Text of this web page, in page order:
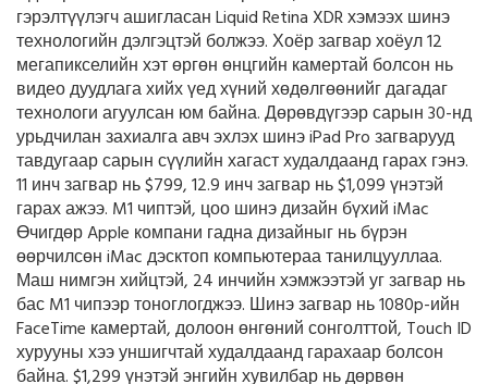
гэрэлтүүлэгч ашигласан Liquid Retina XDR хэмээх шинэ
технологийн дэлгэцтэй болжээ. Хоёр загвар хоёул 12
мегапикселийн хэт өргөн өнцгийн камертай болсон нь
видео дуудлага хийх үед хүний хөдөлгөөнийг дагадаг
технологи агуулсан юм байна. Дөрөвдүгээр сарын 30-нд
урьдчилан захиалга авч эхлэх шинэ iPad Pro загварууд
тавдугаар сарын сүүлийн хагаст худалдаанд гарах гэнэ.
11 инч загвар нь $799, 12.9 инч загвар нь $1,099 үнэтэй
гарах ажээ. M1 чиптэй, цоо шинэ дизайн бүхий iMac
Өчигдөр Apple компани гадна дизайныг нь бүрэн
өөрчилсөн iMac дэсктоп компьютераа танилцууллаа.
Маш нимгэн хийцтэй, 24 инчийн хэмжээтэй уг загвар нь
бас M1 чипээр тоноглогджээ. Шинэ загвар нь 1080p-ийн
FaceTime камертай, долоон өнгөний сонголттой, Touch ID
хурууны хээ уншигчтай худалдаанд гарахаар болсон
байна. $1,299 үнэтэй энгийн хувилбар нь дөрвөн